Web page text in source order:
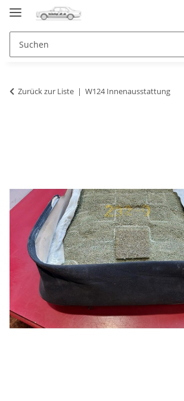
Zurück zur Liste W124 Innenausstattung